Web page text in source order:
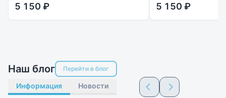
5 150 ₽ 5 150 ₽
Наш блог Перейти в блог
Информация Новости